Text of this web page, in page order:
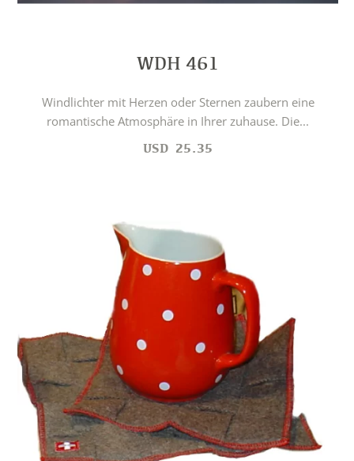
WDH 461
Windlichter mit Herzen oder Sternen zaubern eine
romantische Atmosphäre in Ihrer zuhause. Die...
USD 25.35